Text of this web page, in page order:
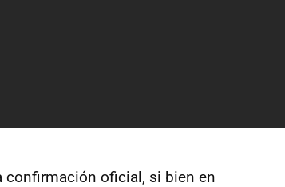
confirmación oficial, si bien en